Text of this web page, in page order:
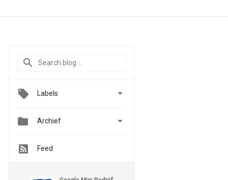
Labels 
 Archief 
Feed